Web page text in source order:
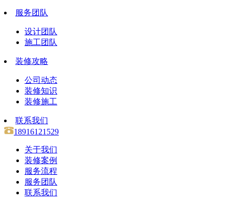
服务团队
设计团队
施工团队
装修攻略
公司动态
装修知识
装修施工
联系我们
18916121529
关于我们
装修案例
服务流程
服务团队
联系我们